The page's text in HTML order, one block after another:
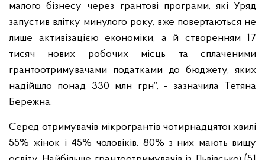
малого бізнесу через грантові програми, які Уряд
запустив влітку минулого року, вже повертаються не
лише активізацією економіки, а й створенням 17
тисяч нових робочих місць та сплаченими
грантоотримувачами податками до бюджету, яких
надійшло понад 330 млн грн”, - зазначила Тетяна
Бережна.
Серед отримувачів мікрогрантів чотирнадцятої хвилі
55% жінок і 45% чоловіків. 80% з них мають вищу